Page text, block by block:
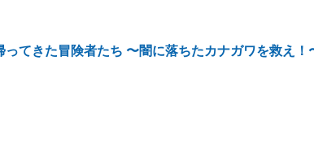
ってきた冒険者たち 〜闇に落ちたカナガワを救え